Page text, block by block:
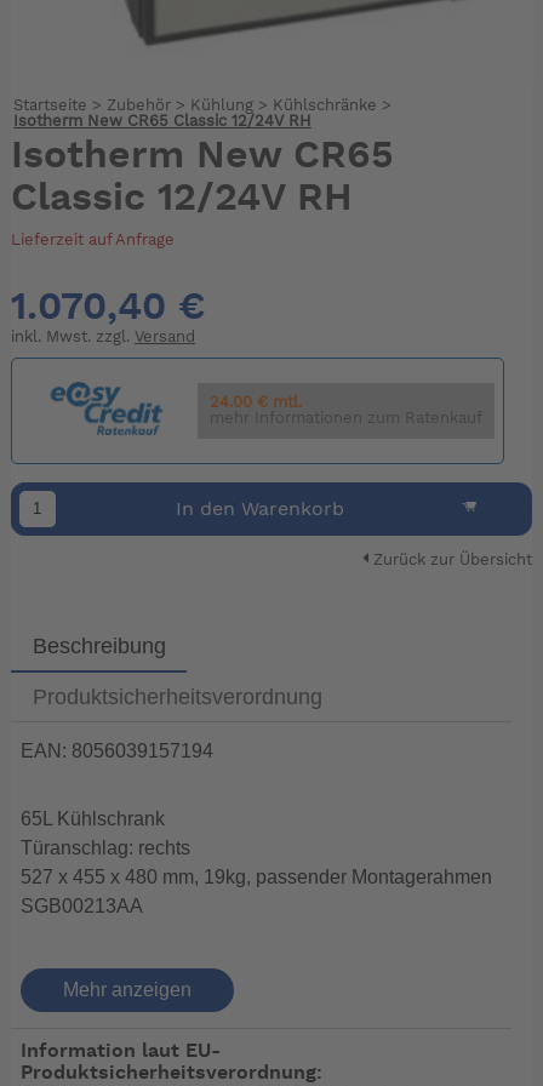
Startseite > Zubehör> Kühlung> Kühlschränke >
Isotherm New CR65 Classic 12/24V RH
Isotherm New CR65
Classic 12/24V RH
Lieferzeit auf Anfrage
1.070,40 €
inkl. Mwst. zzgl. Versand
24.00 € mtl.
mehr Informationen zum Ratenkauf
In den Warenkorb
Zurück zur Übersicht
Beschreibung
Produktsicherheitsverordnung
EAN: 8056039157194
65L Kühlschrank
Türanschlag: rechts
527 x 455 x 480 mm, 19kg, passender Montagerahmen
SGB00213AA
Indel Webasto Marine - Isotherm CRUISE 65
Classic Marine Kühlschrank
Mehr anzeigen
Information laut EU-
Produktsicherheitsverordnung: